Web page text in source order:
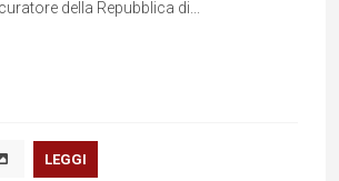
della Repubblica di...
LEGGI